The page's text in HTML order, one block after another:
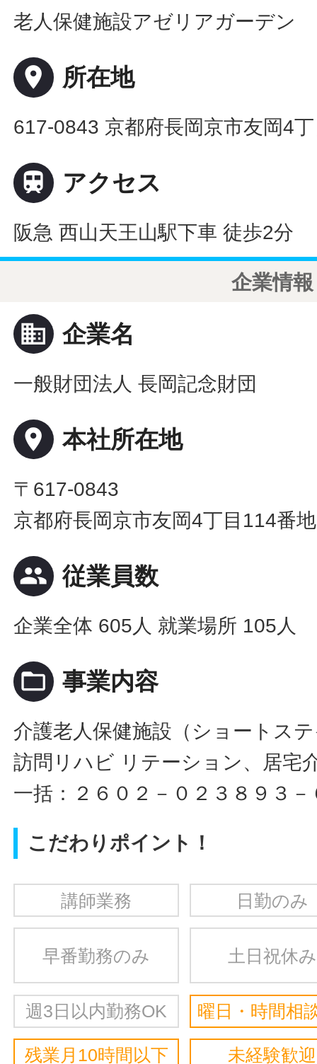
老人保健施設アゼリアガーデン
place 所在地
617-0843 京都府長岡京市友岡4
 アクセス
阪急 西山天王山駅下車 徒歩2分
企業情報
business 企業名
一般財団法人 長岡記念財団
place 本社所在地
〒617-0843
京都府長岡京市友岡4丁目114番地
people 従業員数
企業全体 605人 就業場所 105人
folder_open 事業内容
介護老人保健施設（ショートス
訪問リハビ リテーション、居宅
一括：２６０２－０２３８９３－
こだわりポイント！
講師業務 日勤のみ
早番勤務のみ 土日祝休み
週3日以内勤務OK 曜日・時間相
残業月10時間以下 未経験歓迎